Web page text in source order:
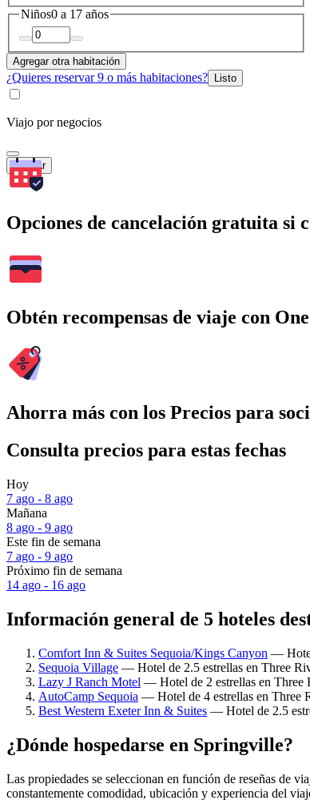
Niños0 a 17 años
Agregar otra habitación
¿Quieres reservar 9 o más habitaciones? Listo
Viajo por negocios
Buscar
Opciones de cancelación gratuita si
Obtén recompensas de viaje con
Ahorra más con los Precios para
Consulta precios para estas fechas
Hoy
7 ago - 8 ago
Mañana
8 ago - 9 ago
Este fin de semana
7 ago - 9 ago
Próximo fin de semana
14 ago - 16 ago
Información general de 5 hoteles
Comfort Inn & Suites Sequoia/Kings Canyon — Hotel
Sequoia Village — Hotel de 2.5 estrellas en Three
Lazy J Ranch Motel — Hotel de 2 estrellas en Three
AutoCamp Sequoia — Hotel de 4 estrellas en Three
Best Western Exeter Inn & Suites — Hotel de 2.5
¿Dónde hospedarse en Springville?
Las propiedades se seleccionan en función de reseñas de
constantemente comodidad, ubicación y experiencia del